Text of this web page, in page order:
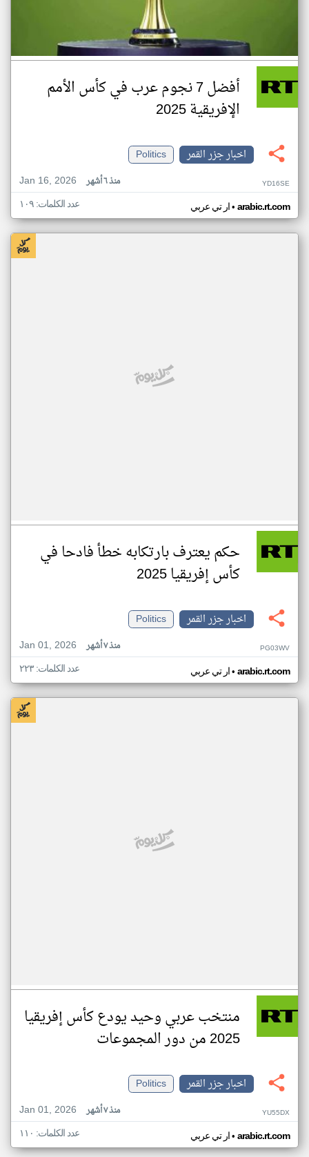
أفضل 7 نجوم عرب في كأس الأمم
الإفريقية 2025
اخبار جزر القمر
Politics
Jan 16, 2026
منذ ٦ أشهر YD16SE
ار تي عربي• arabic.rt.com عدد الكلمات: ١٠٩
حكم يعترف بارتكابه خطأ فادحا في
كأس إفريقيا 2025
اخبار جزر القمر
Politics
Jan 01, 2026
منذ ٧ أشهر PG03WV
ار تي عربي• arabic.rt.com عدد الكلمات: ٢٢٣
منتخب عربي وحيد يودع كأس إفريقيا
2025 من دور المجموعات
اخبار جزر القمر
Politics
Jan 01, 2026
منذ ٧ أشهر YU55DX
ار تي عربي• arabic.rt.com عدد الكلمات: ١١٠